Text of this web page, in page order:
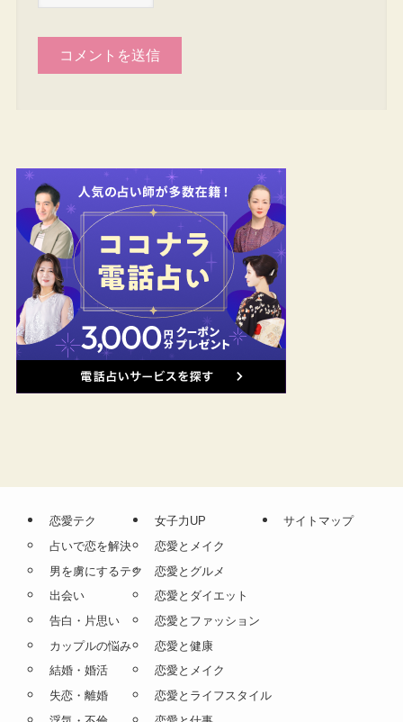
恋愛テク
占いで恋を解決
男を虜にするテク
出会い
告白・片思い
カップルの悩み
結婚・婚活
失恋・離婚
女子力UP
恋愛とメイク
恋愛とグルメ
恋愛とダイエット
恋愛とファッション
恋愛と健康
恋愛とメイク
恋愛とライフスタイル
サイトマップ